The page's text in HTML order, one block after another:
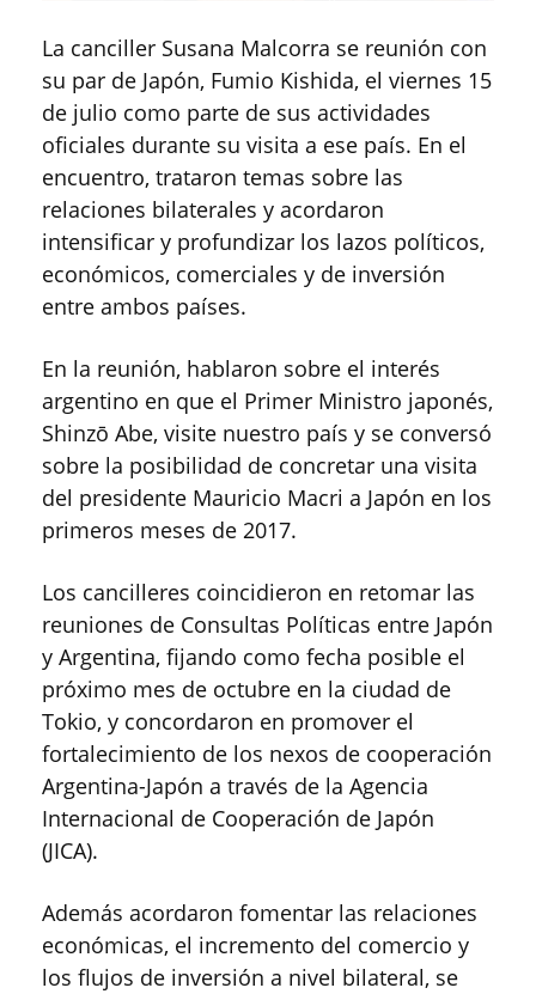
La canciller Susana Malcorra se reunión con
su par de Japón, Fumio Kishida, el viernes 15
de julio como parte de sus actividades
oficiales durante su visita a ese país. En el
encuentro, trataron temas sobre las
relaciones bilaterales y acordaron
intensificar y profundizar los lazos políticos,
económicos, comerciales y de inversión
entre ambos países.
En la reunión, hablaron sobre el interés
argentino en que el Primer Ministro japonés,
Shinzō Abe, visite nuestro país y se conversó
sobre la posibilidad de concretar una visita
del presidente Mauricio Macri a Japón en los
primeros meses de 2017.
Los cancilleres coincidieron en retomar las
reuniones de Consultas Políticas entre Japón
y Argentina, fijando como fecha posible el
próximo mes de octubre en la ciudad de
Tokio, y concordaron en promover el
fortalecimiento de los nexos de cooperación
Argentina-Japón a través de la Agencia
Internacional de Cooperación de Japón
(JICA).
Además acordaron fomentar las relaciones
económicas, el incremento del comercio y
los flujos de inversión a nivel bilateral, se